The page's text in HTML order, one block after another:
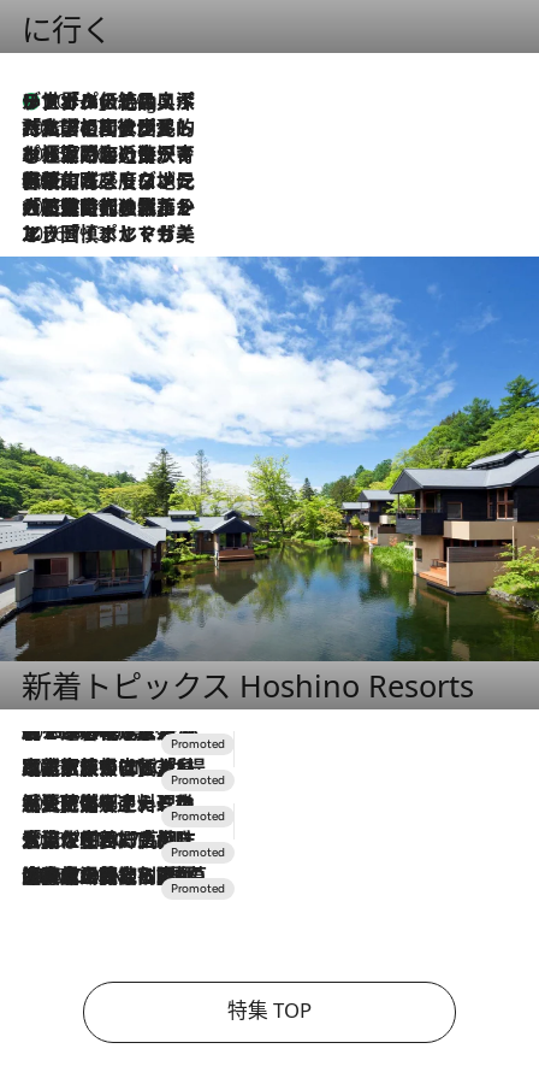
に行く
10 Hours Ago
リスボンの絶品スイーツ「パステル・デ・ナタ」とは？ポルトガル伝統の奥深い世界へ
2026.7.27
「私の祖国はポルトガル語です」国民的詩人フェルナンド・ペソアと、彼が愛した文学の街を歩く
2026.7.26
ポルトガル近海が育む極上の海の幸。キリリと冷えた白ワインと愉しむ、シーフード専門店の贅沢
2026.7.22
伝統の味をモダンに昇華。高感度な地元客が集う、リスボンの最旬ガストロノミー
2026.7.21
大航海時代の栄華から、震災、独裁、そして革命へ。ポルトガル・首都リスボンの石畳に刻まれた「歴史の光と影」
2026.7.13
エッセイ・ヤマザキマリ「慎ましくも美しき国 ポルトガル」
新着トピックス Hoshino Resorts
2026.8.7
【トンボの足水浴】ヒノキの香りに包まれて涼感マックス！約13℃の湧水かけ流しを避暑地「星野温泉 トンボの湯」で体験
2026.7.31
【ホテル帰省】という選択肢をOMOが提案。家族とほどよい距離を保つには「昼は実家、夜は気兼ねなくホテルで！」
2026.7.24
【夏限定ディナーコース】旬を迎える稚鮎や花ズッキーニなどをイタリア・トスカーナの郷土料理の手法で満喫！
2026.7.17
「土佐和ハーブかき氷」がOMO7高知に登場！生姜、山椒、大葉など目にも舌にも涼を呼ぶ郷土の味
2026.7.10
NEW OPEN！【界 草津】名湯の地に誕生。趣の異なる2種の温泉と上州ならではの会席・蕎麦割烹など美食を味わう究極の癒やし旅
特集 TOP